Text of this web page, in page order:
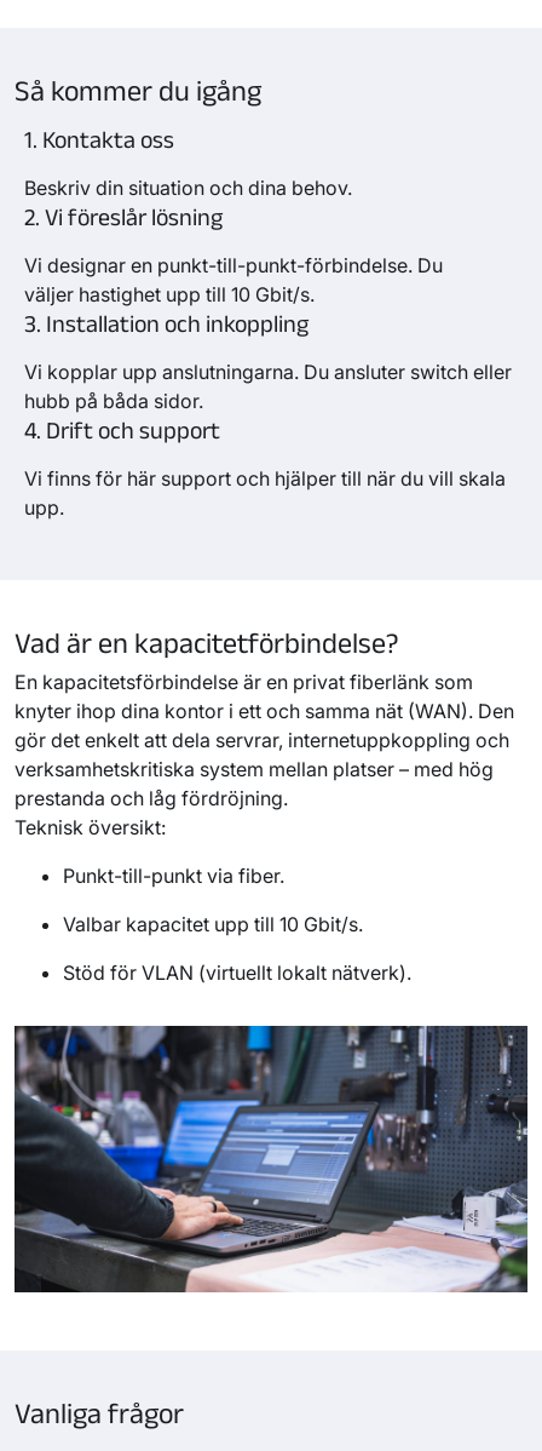
Så kommer du igång
1. Kontakta oss
Beskriv din situation och dina behov.
2. Vi föreslår lösning
Vi designar en punkt-till-punkt-förbindelse. Du
väljer hastighet upp till 10 Gbit/s.
3. Installation och inkoppling
Vi kopplar upp anslutningarna. Du ansluter switch eller
hubb på båda sidor.
4. Drift och support
Vi finns för här support och hjälper till när du vill skala
upp.
Vad är en kapacitetförbindelse?
En kapacitetsförbindelse är en privat fiberlänk som
knyter ihop dina kontor i ett och samma nät (WAN). Den
gör det enkelt att dela servrar, internetuppkoppling och
verksamhetskritiska system mellan platser – med hög
prestanda och låg fördröjning.
Teknisk översikt:
Punkt-till-punkt via fiber.
Valbar kapacitet upp till 10 Gbit/s.
Stöd för VLAN (virtuellt lokalt nätverk).
Vanliga frågor